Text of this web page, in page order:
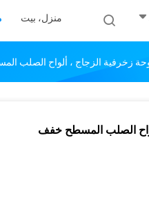
منزل، بيت
زخرفية الزجاج ، ألواح الصلب
الصلب المسطح خفف